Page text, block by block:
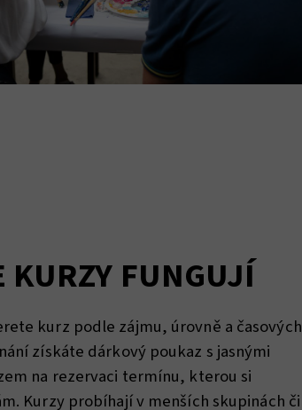
KURZY FUNGUJÍ
kurz podle zájmu, úrovně a časových
získáte dárkový poukaz s jasnými
na rezervaci termínu, kterou si
Kurzy probíhají v menších skupinách či